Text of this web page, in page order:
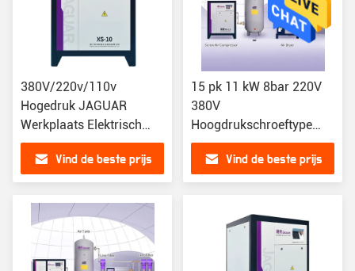
380V/220v/110v
Hogedruk JAGUAR
Werkplaats Elektrisch
Rotary Mini Industriële
Schroefluchtcompressor
Vind de beste prijs
15 pk 11 kW 8bar 220V
380V
Hoogdrukschroeftype
luchtcompressor voor
industriële gebruik
Vind de beste prijs